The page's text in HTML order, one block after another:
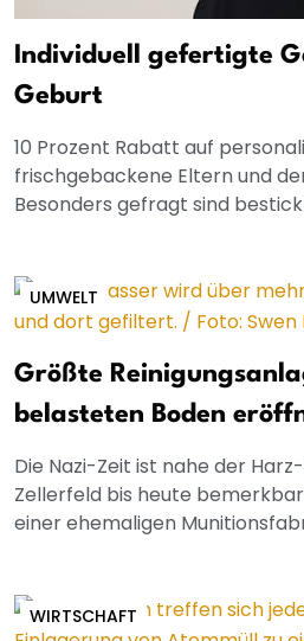
Individuell gefertigte
Geburt
10 Prozent Rabatt auf
frischgebackene Eltern und
Besonders gefragt sind
UMWELT
Größte
belasteten Boden
Die Nazi-Zeit ist nahe der
Zellerfeld bis heute
einer ehemaligen
WIRTSCHAFT